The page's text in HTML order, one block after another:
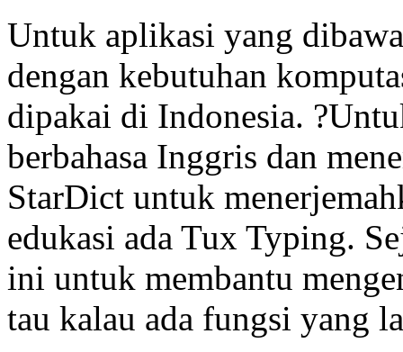
Untuk aplikasi yang
dengan kebutuhan
dipakai di Indonesia.
berbahasa Inggris dan
StarDict untuk
edukasi ada Tux Typing.
ini untuk membantu
tau kalau ada fungsi yang